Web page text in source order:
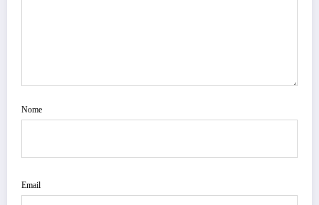
Nome
Email